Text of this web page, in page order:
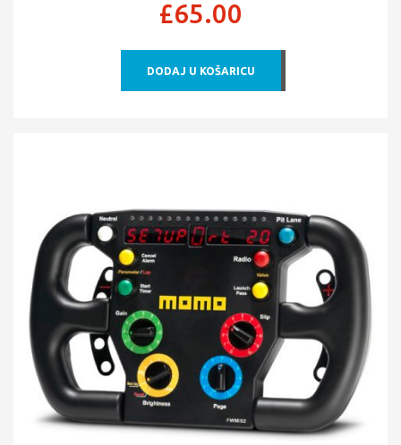
£65.00
DODAJ U KOŠARICU